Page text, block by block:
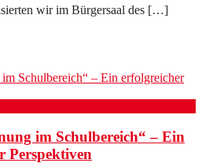
wir im Bürgersaal des […]
im Schulbereich“ – Ein
Perspektiven